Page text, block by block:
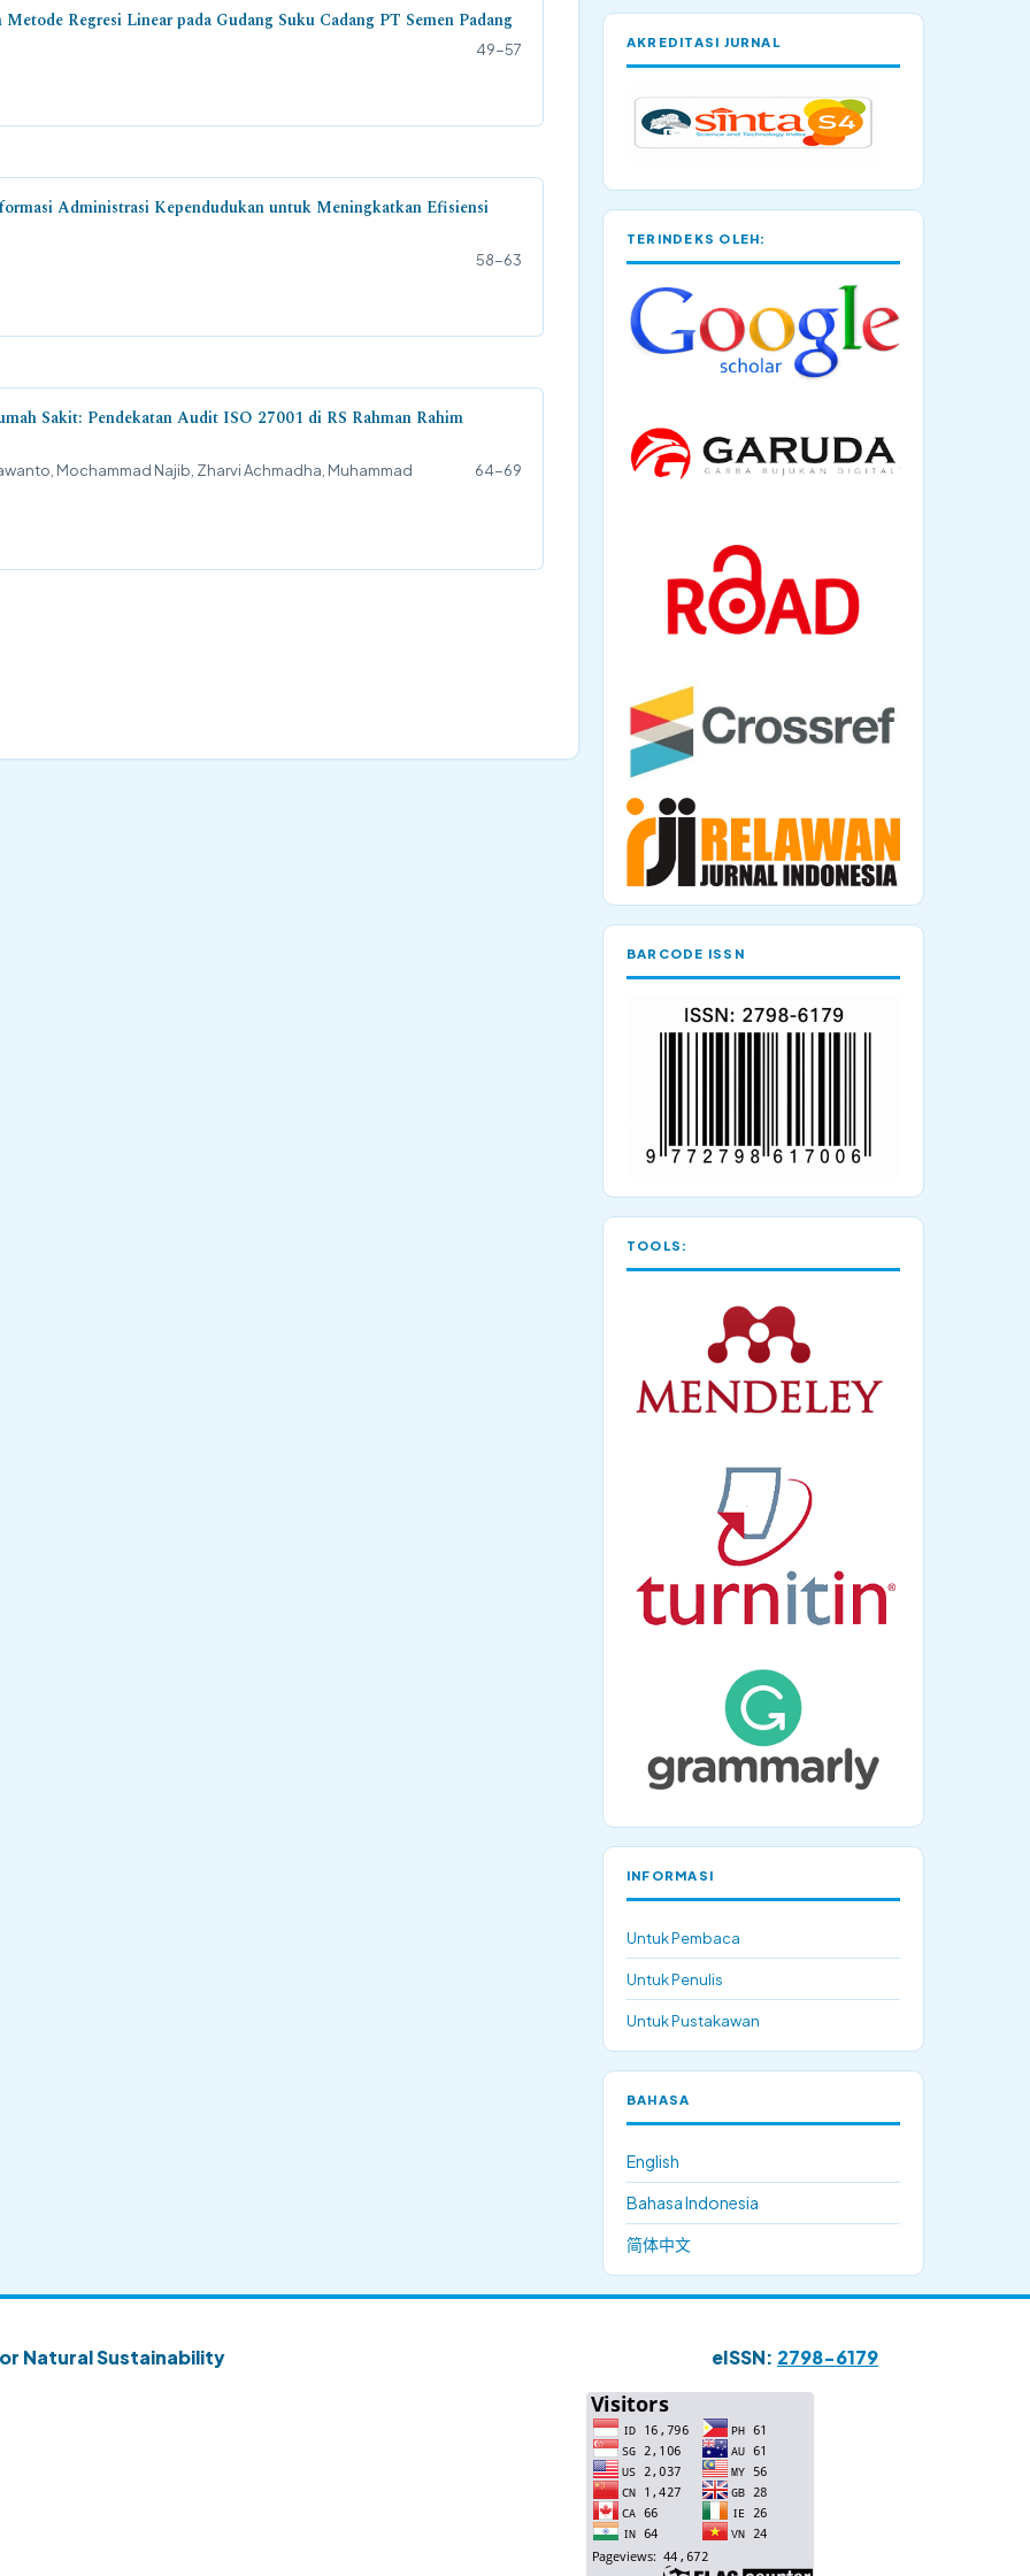
Regresi Linear pada Gudang Suku Cadang PT Semen Padang
49-57
Administrasi Kependudukan untuk Meningkatkan Efisiensi
58-63
Sakit: Pendekatan Audit ISO 27001 di RS Rahman Rahim
Mochammad Najib, Zharvi Achmadha, Muhammad 64-69
AKREDITASI JURNAL
TERINDEKS OLEH:
BARCODE ISSN
TOOLS:
INFORMASI
Untuk Pembaca
Untuk Penulis
Untuk Pustakawan
BAHASA
English
Bahasa Indonesia
简体中文
Natural Sustainability eISSN: 2798-6179